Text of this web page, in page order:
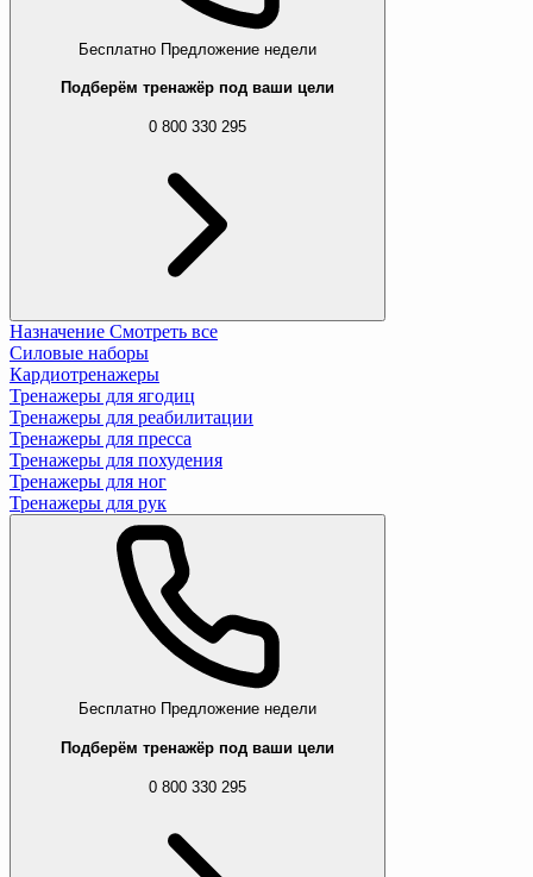
Бесплатно Предложение недели
Подберём тренажёр под ваши цели
0 800 330 295
Назначение Смотреть все
Силовые наборы
Кардиотренажеры
Тренажеры для ягодиц
Тренажеры для реабилитации
Тренажеры для пресса
Тренажеры для похудения
Тренажеры для ног
Тренажеры для рук
Бесплатно Предложение недели
Подберём тренажёр под ваши цели
0 800 330 295